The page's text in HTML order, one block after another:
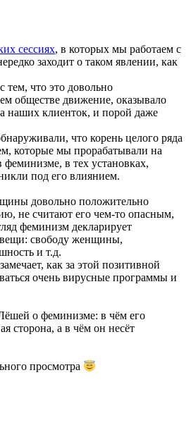
сессиях, в которых мы работаем с
заходит о таком явлении, как
тем, что это довольно
обществе движение, оказывало
наших клиенток, и порой даже
что корень целого ряда
которые мы прорабатывали на
в тех установках,
под его влиянием.
довольно положительно
не считают его чем-то опасным,
феминизм декларирует
вещи: свободу женщины,
и т.д.
как за этой позитивной
очень вирусные программы и
о феминизме: в чём его
сторона, а в чём он несёт
просмотра